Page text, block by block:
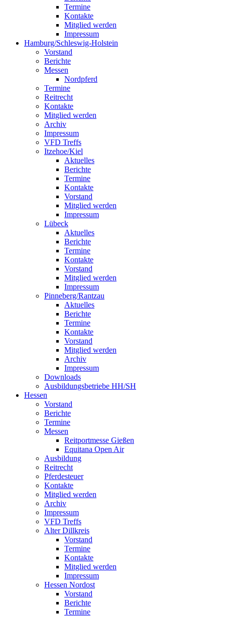
Termine
Kontakte
Mitglied werden
Impressum
Hamburg/Schleswig-Holstein
Vorstand
Berichte
Messen
Nordpferd
Termine
Reitrecht
Kontakte
Mitglied werden
Archiv
Impressum
VFD Treffs
Itzehoe/Kiel
Aktuelles
Berichte
Termine
Kontakte
Vorstand
Mitglied werden
Impressum
Lübeck
Aktuelles
Berichte
Termine
Kontakte
Vorstand
Mitglied werden
Impressum
Pinneberg/Rantzau
Aktuelles
Berichte
Termine
Kontakte
Vorstand
Mitglied werden
Archiv
Impressum
Downloads
Ausbildungsbetriebe HH/SH
Hessen
Vorstand
Berichte
Termine
Messen
Reitportmesse Gießen
Equitana Open Air
Ausbildung
Reitrecht
Pferdesteuer
Kontakte
Mitglied werden
Archiv
Impressum
VFD Treffs
Alter Dillkreis
Vorstand
Termine
Kontakte
Mitglied werden
Impressum
Hessen Nordost
Vorstand
Berichte
Termine